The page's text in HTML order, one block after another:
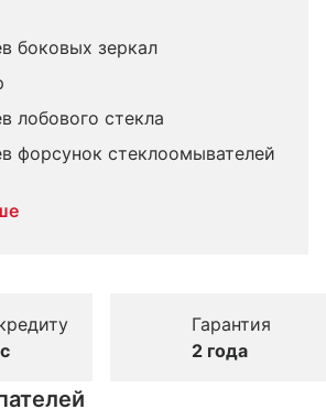
боковых зеркал
лобового стекла
форсунок стеклоомывателей
Гарантия
2 года